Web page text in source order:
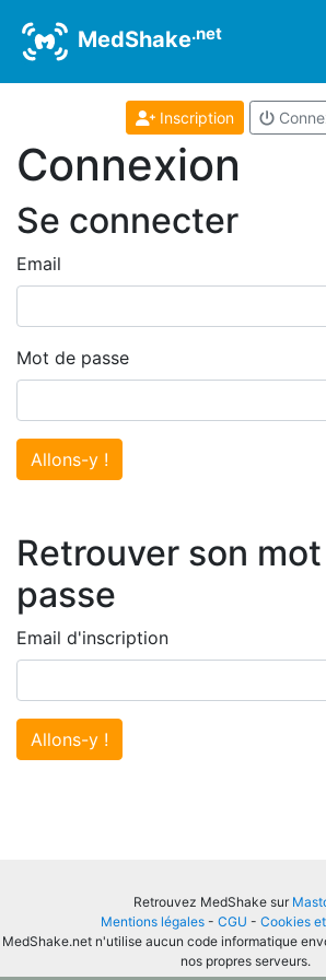
MedShake.net
Inscription
Connexion
Se connecter
Email
Mot de passe
Allons-y !
Retrouver son
passe
Email d'inscription
Allons-y !
Retrouvez MedShake sur
Mentions légales - CGU - Cookies
MedShake.net n'utilise aucun code informatique
nos propres serveurs.